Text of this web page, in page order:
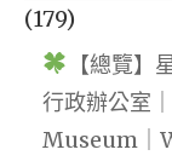
(179)
【總覽
行政辦公室
Museum｜